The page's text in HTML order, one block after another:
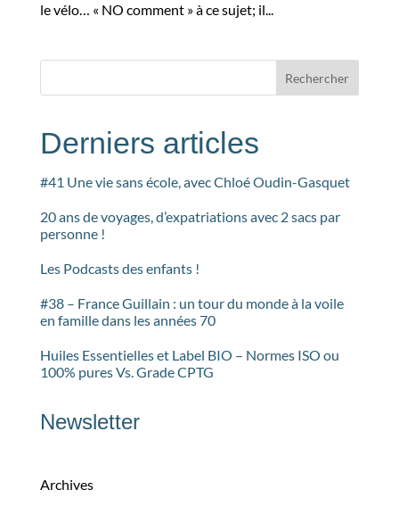
le vélo… « NO comment » à ce sujet; il...
Rechercher
Derniers articles
#41 Une vie sans école, avec Chloé Oudin-Gasquet
20 ans de voyages, d’expatriations avec 2 sacs par
personne !
Les Podcasts des enfants !
#38 – France Guillain : un tour du monde à la voile
en famille dans les années 70
Huiles Essentielles et Label BIO – Normes ISO ou
100% pures Vs. Grade CPTG
Newsletter
Archives